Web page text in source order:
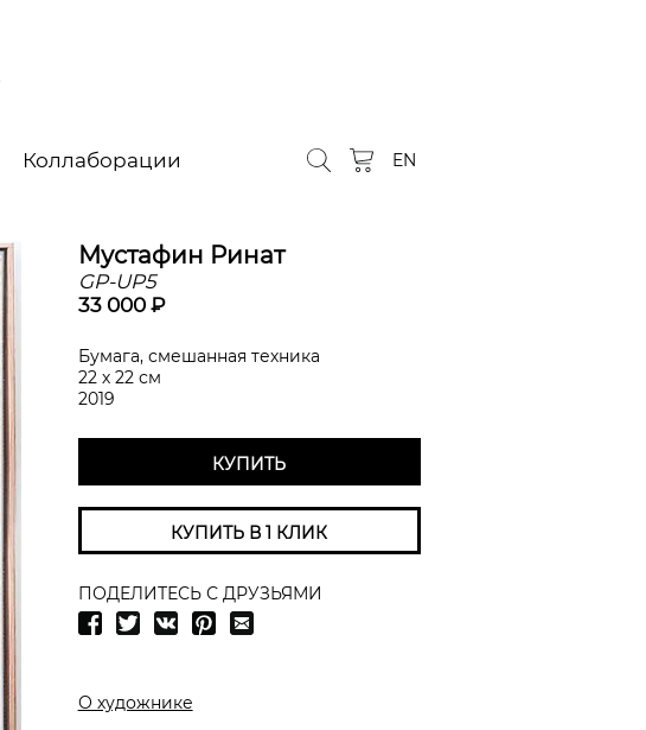
Коллаборации EN
Мустафин Ринат
GP-UP5
33 000 ₽
Бумага, смешанная техника
22 х 22 см
2019
КУПИТЬ
КУПИТЬ В 1 КЛИК
ПОДЕЛИТЕСЬ С ДРУЗЬЯМИ
О художнике